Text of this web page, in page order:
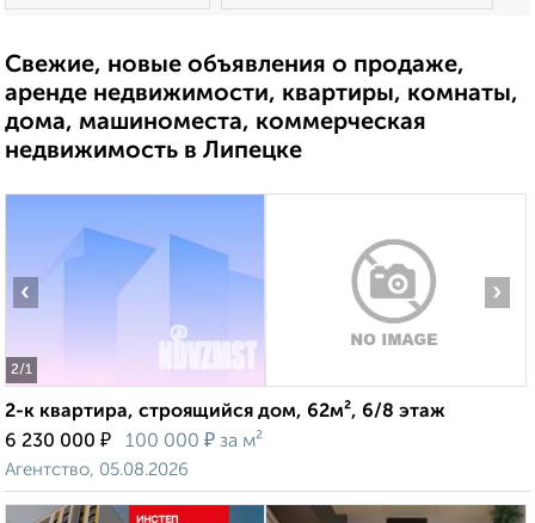
Свежие, новые объявления о продаже,
аренде недвижимости, квартиры, комнаты,
дома, машиноместа, коммерческая
недвижимость в Липецке
2/1
‹ ›
2-к квартира, строящийся дом, 62м², 6/8 этаж
6 230 000 ₽ 100 000 ₽ за м²
Агентство, 05.08.2026